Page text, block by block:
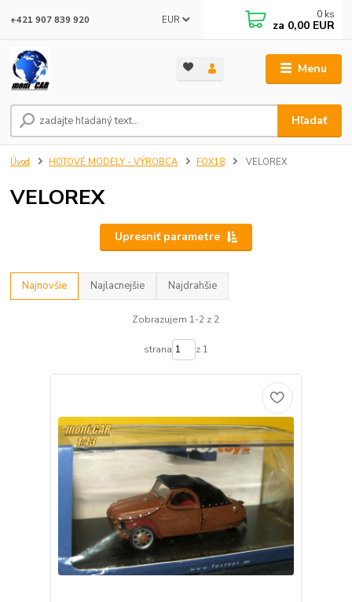
Menu
EUR
Hľadať
+421 907 839 920 0 ks
za 0,00 EUR
Úvod HOTOVÉ MODELY - VÝROBCA FOX18 VELOREX
VELOREX
Upresniť parametre
Najnovšie Najlacnejšie Najdrahšie
Zobrazujem 1-2 z 2
strana z 1